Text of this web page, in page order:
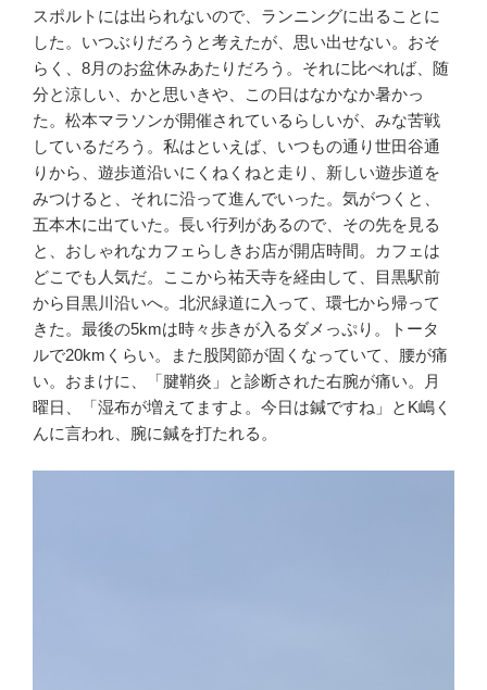
スポルトには出られないので、ランニングに出ることに
した。いつぶりだろうと考えたが、思い出せない。おそ
らく、8月のお盆休みあたりだろう。それに比べれば、随
分と涼しい、かと思いきや、この日はなかなか暑かっ
た。松本マラソンが開催されているらしいが、みな苦戦
しているだろう。私はといえば、いつもの通り世田谷通
りから、遊歩道沿いにくねくねと走り、新しい遊歩道を
みつけると、それに沿って進んでいった。気がつくと、
五本木に出ていた。長い行列があるので、その先を見る
と、おしゃれなカフェらしきお店が開店時間。カフェは
どこでも人気だ。ここから祐天寺を経由して、目黒駅前
から目黒川沿いへ。北沢緑道に入って、環七から帰って
きた。最後の5kmは時々歩きが入るダメっぷり。トータ
ルで20kmくらい。また股関節が固くなっていて、腰が痛
い。おまけに、「腱鞘炎」と診断された右腕が痛い。月
曜日、「湿布が増えてますよ。今日は鍼ですね」とK嶋く
んに言われ、腕に鍼を打たれる。